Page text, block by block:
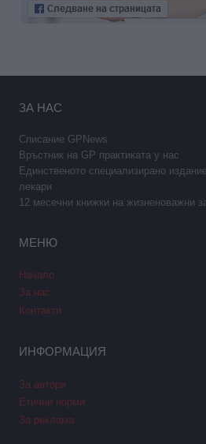
ЗА НАС
Списание GPNews
Връстник на GP практиката у нас
Единственото специализирано
лекари
12 месечни книжки на жизненоважни
МЕНЮ
Начало
За нас
Контакти
ИНФОРМАЦИЯ
За автори
Етични норми
За реклама